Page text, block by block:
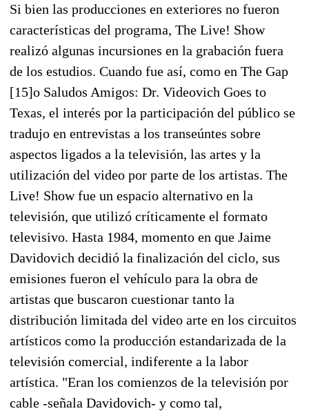
Si bien las producciones en exteriores no fueron
características del programa, The Live! Show
realizó algunas incursiones en la grabación fuera
de los estudios. Cuando fue así, como en The Gap
[15]o Saludos Amigos: Dr. Videovich Goes to
Texas, el interés por la participación del público se
tradujo en entrevistas a los transeúntes sobre
aspectos ligados a la televisión, las artes y la
utilización del video por parte de los artistas. The
Live! Show fue un espacio alternativo en la
televisión, que utilizó críticamente el formato
televisivo. Hasta 1984, momento en que Jaime
Davidovich decidió la finalización del ciclo, sus
emisiones fueron el vehículo para la obra de
artistas que buscaron cuestionar tanto la
distribución limitada del video arte en los circuitos
artísticos como la producción estandarizada de la
televisión comercial, indiferente a la labor
artística. "Eran los comienzos de la televisión por
cable -señala Davidovich- y como tal,